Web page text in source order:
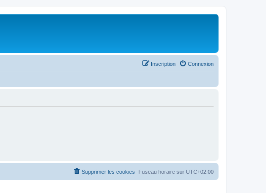
Connexion
Inscription
Fuseau horaire sur UTC+02:00
Supprimer les cookies